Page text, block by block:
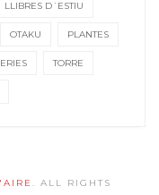
LLIBRES D´ESTIU
OTAKU PLANTES
TORRE
. ALL RIGHTS